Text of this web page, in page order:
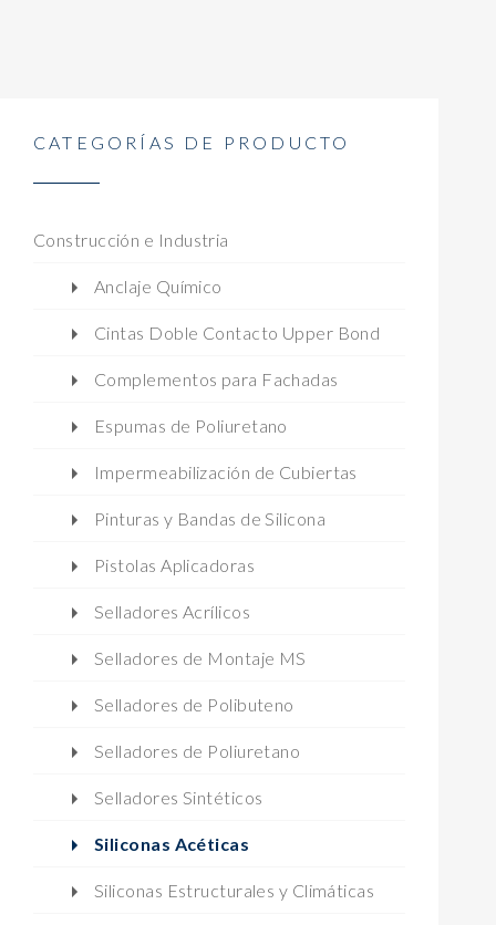
CATEGORÍAS DE PRODUCTO
Construcción e Industria
Anclaje Químico
Cintas Doble Contacto Upper Bond
Complementos para Fachadas
Espumas de Poliuretano
Impermeabilización de Cubiertas
Pinturas y Bandas de Silicona
Pistolas Aplicadoras
Selladores Acrílicos
Selladores de Montaje MS
Selladores de Polibuteno
Selladores de Poliuretano
Selladores Sintéticos
Siliconas Acéticas
Siliconas Estructurales y Climáticas